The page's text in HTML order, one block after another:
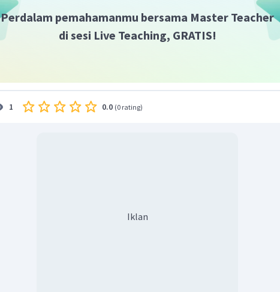
Perdalam pemahamanmu bersama Master Teacher
di sesi Live Teaching, GRATIS!
1 0.0 (0 rating)
Iklan